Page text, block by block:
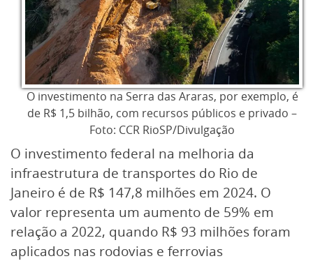
O investimento na Serra das Araras, por exemplo, é
de R$ 1,5 bilhão, com recursos públicos e privado –
Foto: CCR RioSP/Divulgação
O investimento federal na melhoria da
infraestrutura de transportes do Rio de
Janeiro é de R$ 147,8 milhões em 2024. O
valor representa um aumento de 59% em
relação a 2022, quando R$ 93 milhões foram
aplicados nas rodovias e ferrovias